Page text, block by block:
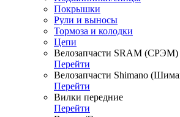
Покрышки
Рули и выносы
Тормоза и колодки
Цепи
Велозапчасти SRAM (СРЭМ)
Перейти
Велозапчасти Shimano
Перейти
Вилки передние
Перейти